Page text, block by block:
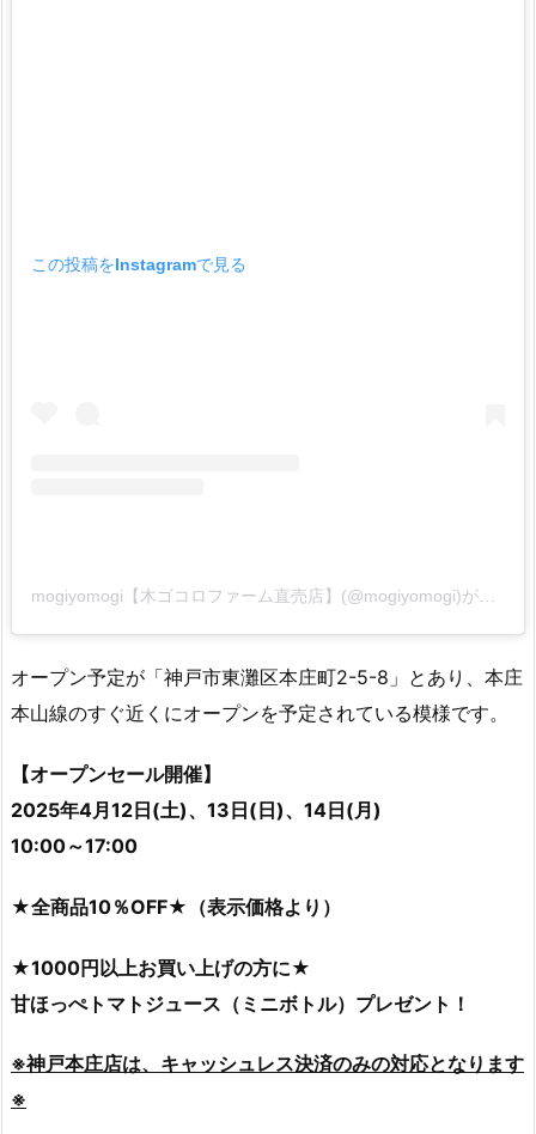
この投稿をInstagramで見る
mogiyomogi【木ゴコロファーム直売店】(@mogiyomogi)がシェアした投稿
オープン予定が「神戸市東灘区本庄町2-5-8」とあり、本庄
本山線のすぐ近くにオープンを予定されている模様です。
【オープンセール開催】
2025年4月12日(土)、13日(日)、14日(月)
10:00～17:00
★全商品10％OFF★（表示価格より）
★1000円以上お買い上げの方に★
甘ほっぺトマトジュース（ミニボトル）プレゼント！
※神戸本庄店は、キャッシュレス決済のみの対応となります
※